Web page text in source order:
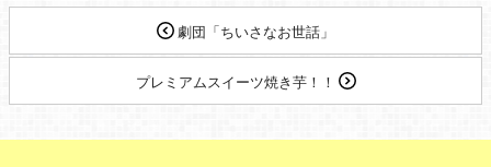
劇団「ちいさなお世話」
プレミアムスイーツ焼き芋！！